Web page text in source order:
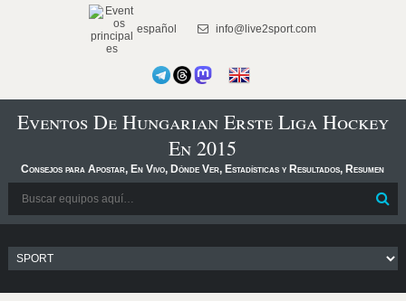
español info@live2sport.com
Eventos De Hungarian Erste Liga Hockey
En 2015
Consejos para Apostar, En Vivo, Dónde Ver, Estadísticas y Resultados, Resumen